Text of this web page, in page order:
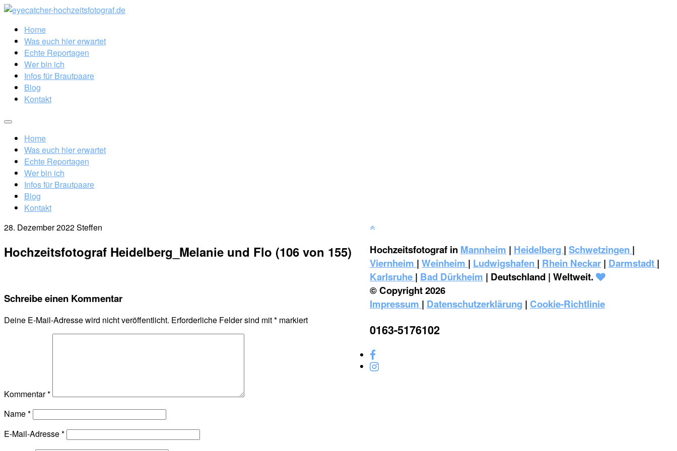
Home
Was euch hier erwartet
Echte Reportagen
Wer bin ich
Infos für Brautpaare
Blog
Kontakt
Home
Was euch hier erwartet
Echte Reportagen
Wer bin ich
Infos für Brautpaare
Blog
Kontakt
28. Dezember 2022Steffen
Hochzeitsfotograf Heidelberg_Melanie und Flo (106 von 155)
Schreibe einen Kommentar
Deine E-Mail-Adresse wird nicht veröffentlicht. Erforderliche Felder sind mit* markiert
Kommentar*
Name*
E-Mail-Adresse*
Hochzeitsfotograf in Mannheim | Heidelberg | Schwetzingen |
Viernheim | Weinheim | ‎Ludwigshafen | Rhein Neckar | Darmstadt |
Karlsruhe | Bad Dürkheim | Deutschland | Weltweit.
© Copyright 2026
Impressum | Datenschutzerklärung | Cookie-Richtlinie
0163-5176102